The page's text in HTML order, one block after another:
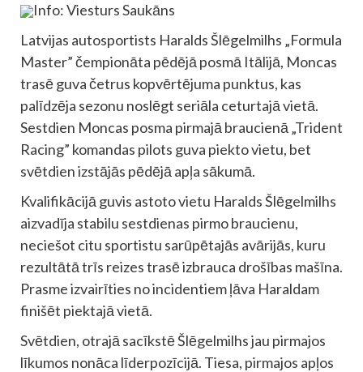
Info: Viesturs Saukāns
Latvijas autosportists Haralds Šlēgelmilhs „Formula
Master” čempionāta pēdējā posmā Itālijā, Moncas
trasē guva četrus kopvērtējuma punktus, kas
palīdzēja sezonu noslēgt seriāla ceturtajā vietā.
Sestdien Moncas posma pirmajā braucienā „Trident
Racing” komandas pilots guva piekto vietu, bet
svētdien izstājās pēdējā apļa sākumā.
Kvalifikācijā guvis astoto vietu Haralds Šlēgelmilhs
aizvadīja stabilu sestdienas pirmo braucienu,
neciešot citu sportistu sarūpētajās avārijās, kuru
rezultātā trīs reizes trasē izbrauca drošības mašīna.
Prasme izvairīties no incidentiem ļāva Haraldam
finišēt piektajā vietā.
Svētdien, otrajā sacīkstē Šlēgelmilhs jau pirmajos
līkumos nonāca līderpozīcijā. Tiesa, pirmajos apļos